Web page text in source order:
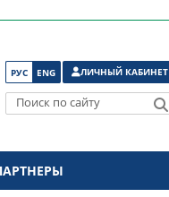
РУС ENG ЛИЧНЫЙ КАБИНЕТ
Поиск по сайту